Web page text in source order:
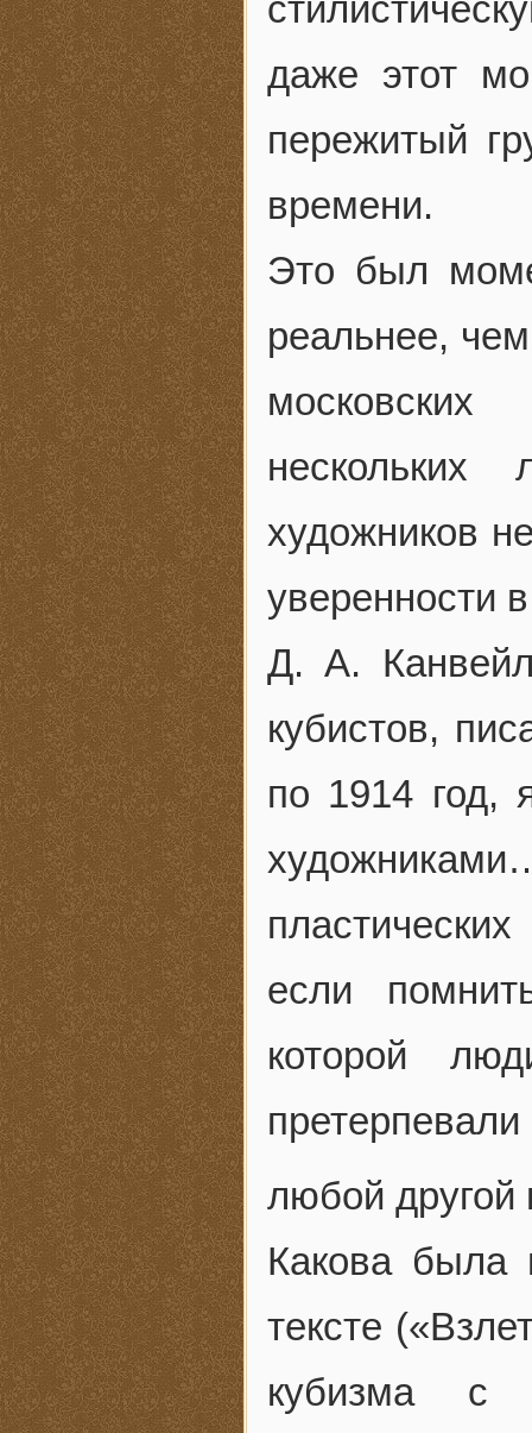
даже этот
пережитый
времени.
Это был
реальнее,
художников
уверенности
Д. А.
кубистов,
по 1914 год,
если
которой
любой другой
Какова была
тексте
кубизма с